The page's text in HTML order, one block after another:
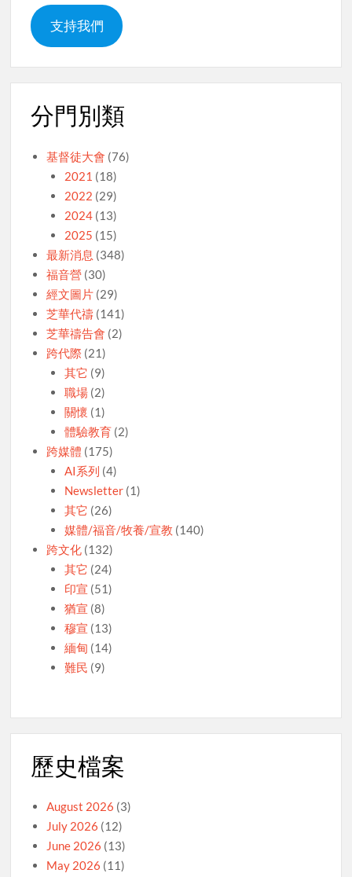
支持我們
分門別類
基督徒大會 (76)
2021 (18)
2022 (29)
2024(13)
2025 (15)
最新消息 (348)
福音營 (30)
經文圖片 (29)
芝華代禱 (141)
芝華禱告會 (2)
跨代際 (21)
其它 (9)
職場(2)
關懷 (1)
體驗教育(2)
跨媒體 (175)
AI系列 (4)
Newsletter(1)
其它 (26)
媒體/福音/牧養/宣教 (140)
跨文化 (132)
其它 (24)
印宣 (51)
猶宣 (8)
穆宣 (13)
緬甸 (14)
難民 (9)
歷史檔案
August 2026 (3)
July 2026 (12)
June 2026 (13)
May 2026 (11)